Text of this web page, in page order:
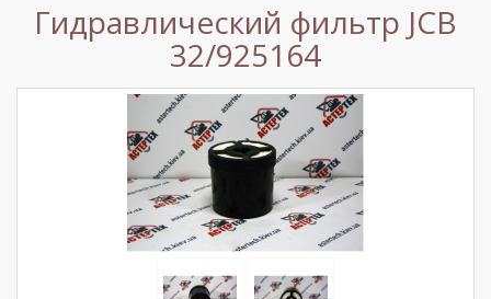
Гидравлический фильтр JCB
32/925164